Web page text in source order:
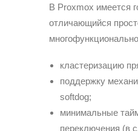
В Proxmox имеется
отличающийся
кластеризацию
поддержку
softdog;
минимальные
переключения (в